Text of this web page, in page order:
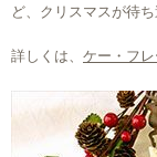
ど、クリスマスが待
詳しくは、 ケー・フ